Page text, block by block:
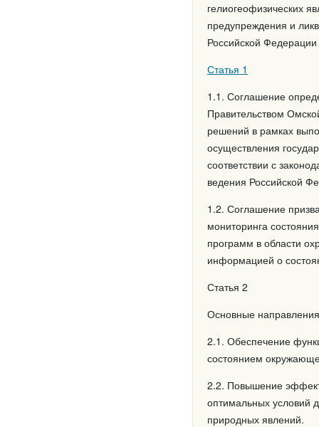
гелиогеофизических
предупреждения и
Российской
Статья 1
1.1. Соглашение
Правительством
решений в рамках
осуществления
соответствии с
ведения Российской
1.2. Соглашение
мониторинга
программ в области
информацией о
Статья 2
Основные
2.1. Обеспечение
состоянием
2.2. Повышение
оптимальных условий
природных явлений.